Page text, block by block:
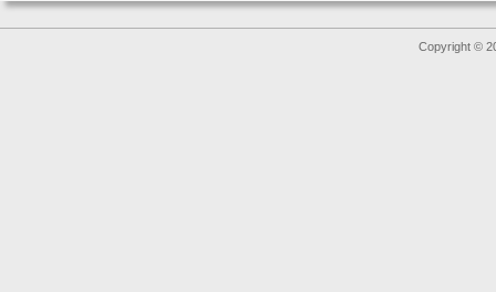
Copyright ©